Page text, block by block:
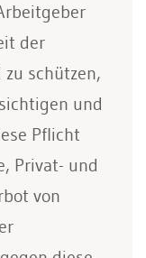
der
schützen,
und
Pflicht
Privat- und
von